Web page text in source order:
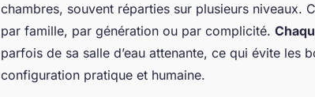
chambres, souvent réparties sur plusieurs niveaux.
par famille, par génération ou par complicité.
parfois de sa salle d’eau attenante, ce qui évite les
configuration pratique et humaine.